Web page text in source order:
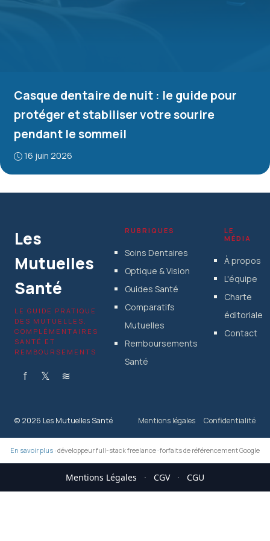
Casque dentaire de nuit : le guide pour
protéger et stabiliser votre sourire
pendant le sommeil
16 juin 2026
Les
Mutuelles
Santé
LE GUIDE PRATIQUE
DES MUTUELLES,
COMPLÉMENTAIRES
SANTÉ ET
REMBOURSEMENTS
f 𝕏 ≋
RUBRIQUES
Soins Dentaires
Optique & Vision
Guides Santé
Comparatifs
Mutuelles
Remboursements
Santé
LE
MÉDIA
À propos
L'équipe
Charte
éditoriale
Contact
© 2026 Les Mutuelles Santé Mentions légales Confidentialité
En savoir plus : développeur full-stack freelance·forfaits de référencement Google
Mentions Légales · CGV · CGU